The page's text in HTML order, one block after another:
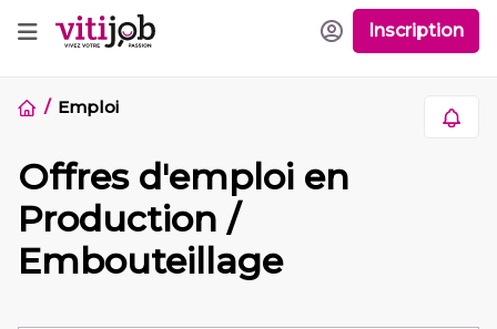
Inscription
Emploi
Offres d'emploi en
Production /
Embouteillage